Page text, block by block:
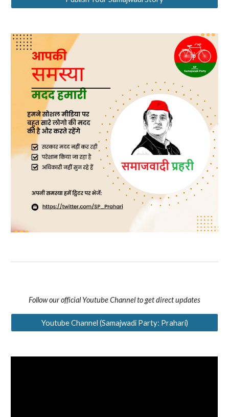
Follow our official Youtube Channel to get direct updates
Youtube Channel (Samajwadi Party: Prahari)